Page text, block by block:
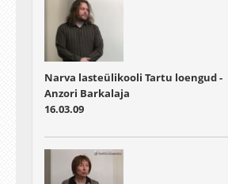
Narva lasteülikooli Tartu loengud -
Anzori Barkalaja
16.03.09